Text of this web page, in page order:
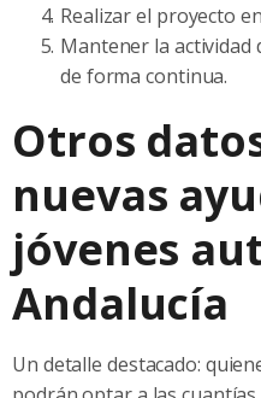
Realizar el proyecto
Mantener la actividad
de forma continua.
Otros
nuevas
jóvenes
Andalucía
Un detalle destacado: